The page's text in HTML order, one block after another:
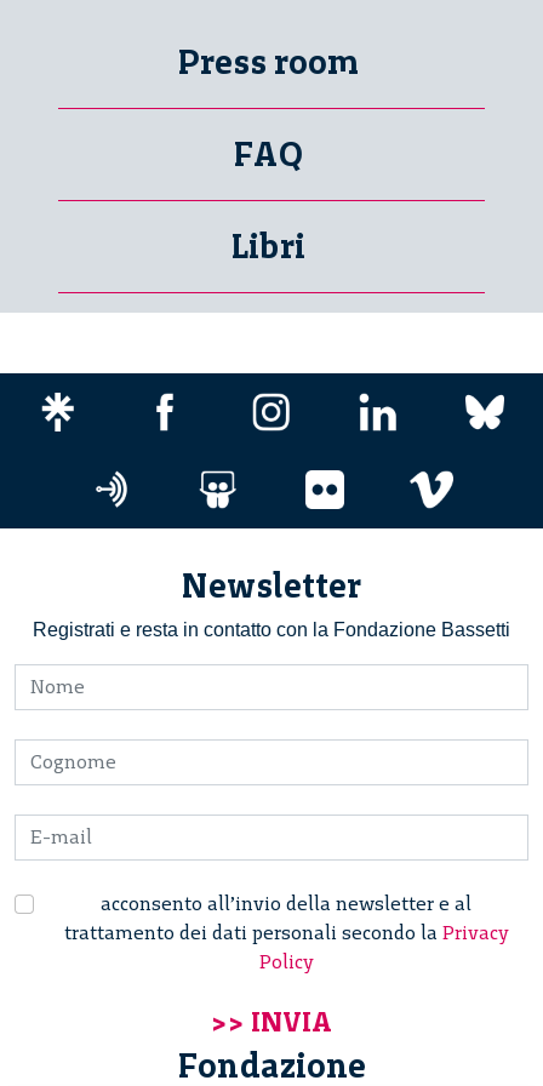
Press room
FAQ
Libri
Newsletter
Registrati e resta in contatto con la Fondazione Bassetti
acconsento all’invio della newsletter e al
trattamento dei dati personali secondo la Privacy
Policy
Fondazione